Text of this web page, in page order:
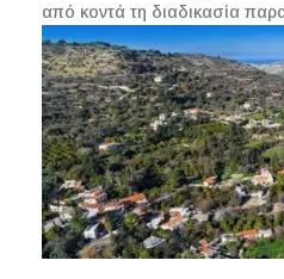
από κοντά τη διαδικασία